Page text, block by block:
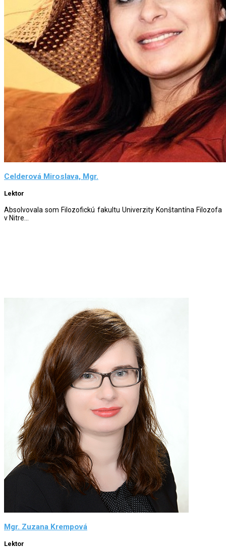
Celderová Miroslava, Mgr.
Lektor
Absolvovala som Filozofickú fakultu Univerzity Konštantína Filozofa
v Nitre...
Mgr. Zuzana Krempová
Lektor